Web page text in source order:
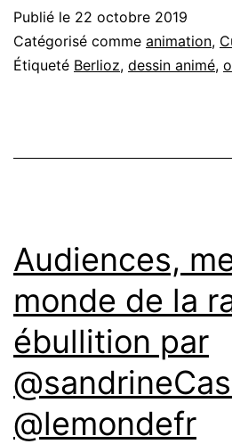
Publié le 22 octobre 2019
Catégorisé comme animation,
Étiqueté Berlioz, dessin animé,
Audiences,
monde de la
ébullition par
@lemondefr